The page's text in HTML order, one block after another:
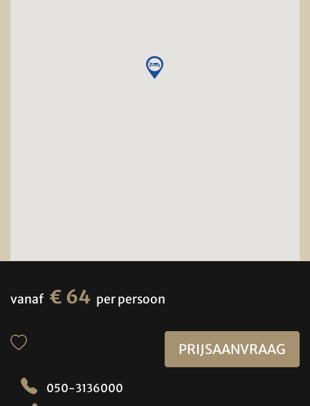
vanaf € 64 per persoon
PRIJSAANVRAAG
050-3136000